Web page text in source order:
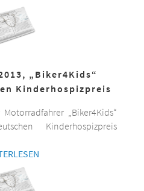
„Biker4Kids“
Kinderhospizpreis
„Biker4Kids“
Kinderhospizpreis